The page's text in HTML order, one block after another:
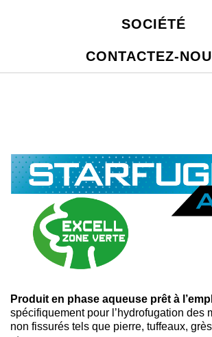
SOCIÉTÉ
CONTACTEZ-
Produit en phase aqueuse prêt à
spécifiquement pour l’hydrofugation des
non fissurés tels que pierre, tuffeaux,